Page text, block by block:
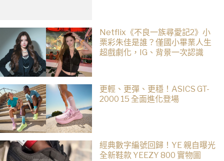
Netflix《不良一族尋愛記2》小
栗彩朱佳是誰？僅國小畢業人生
超戲劇化，IG、背景一次認識
更輕、更彈、更穩！ASICS GT-
2000 15 全面進化登場
經典數字編號回歸！YE 親自曝光
全新鞋款 YEEZY 800 實物圖